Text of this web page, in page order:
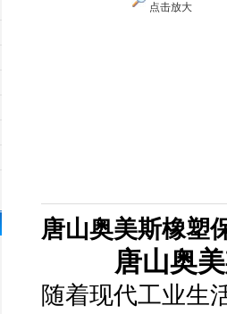
点击放大
唐山奥美斯橡塑
唐山奥
随着现代工业生